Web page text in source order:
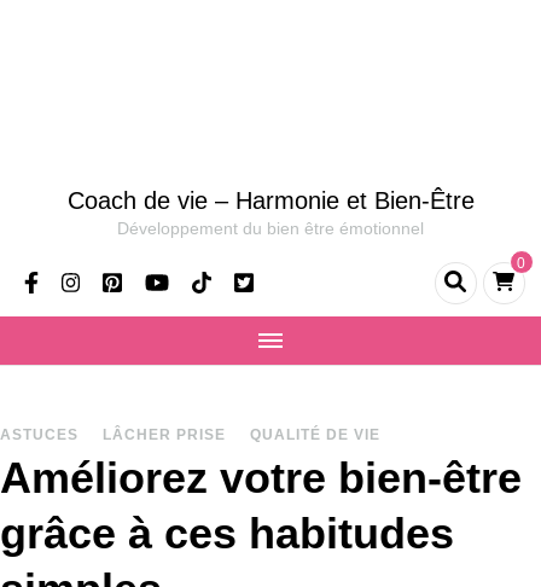
Coach de vie – Harmonie et Bien-Être
Développement du bien être émotionnel
0
ASTUCES LÂCHER PRISE QUALITÉ DE VIE
Améliorez votre bien-être
grâce à ces habitudes